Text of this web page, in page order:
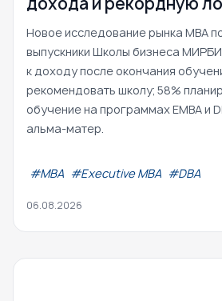
Новое исследование рынка MBA
выпускники Школы бизнеса
к доходу после окончания
рекомендовать школу; 58%
обучение на программах EMBA и
альма-матер.
#МВА #Executive MBA #DBA
06.08.2026